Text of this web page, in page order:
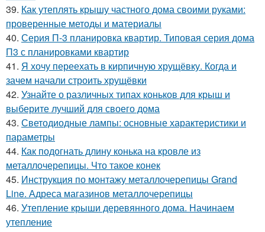
39. Как утеплять крышу частного дома своими руками:
проверенные методы и материалы
40. Серия П-3 планировка квартир. Типовая серия дома
П3 с планировками квартир
41. Я хочу переехать в кирпичную хрущёвку. Когда и
зачем начали строить хрущёвки
42. Узнайте о различных типах коньков для крыш и
выберите лучший для своего дома
43. Светодиодные лампы: основные характеристики и
параметры
44. Как подогнать длину конька на кровле из
металлочерепицы. Что такое конек
45. Инструкция по монтажу металлочерепицы Grand
Line. Адреса магазинов металлочерепицы
46. Утепление крыши деревянного дома. Начинаем
утепление